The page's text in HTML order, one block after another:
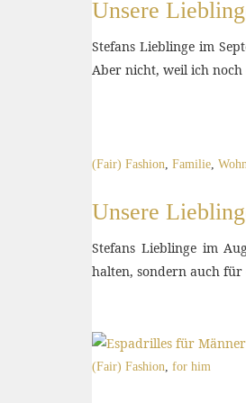
Unsere
Stefans Lieblinge im
Aber nicht, weil ich
(Fair) Fashion Familie
Unsere
Stefans Lieblinge im
halten, sondern auch
(Fair) Fashion for him